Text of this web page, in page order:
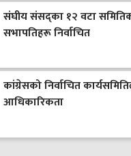
संघीय संसद्का १२ वटा
सभापतिहरू निर्वाचित
कांग्रेसको निर्वाचित
आधिकारिकता